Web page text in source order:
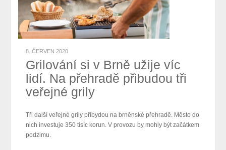
8. ČERVEN 2020
Grilování si v Brně užije víc
lidí. Na přehradě přibudou tři
veřejné grily
Tři další veřejné grily přibydou na brněnské přehradě. Město do
nich investuje 350 tisíc korun. V provozu by mohly být začátkem
podzimu.